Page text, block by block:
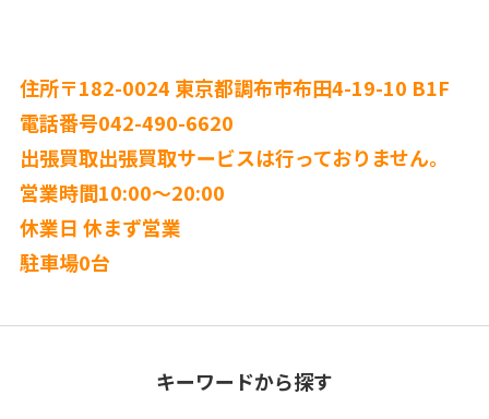
住所〒182-0024 東京都調布市布田4-19-10 B1F
電話番号042-490-6620
出張買取出張買取サービスは行っておりません。
営業時間10:00〜20:00
休業日 休まず営業
駐車場0台
キーワードから探す